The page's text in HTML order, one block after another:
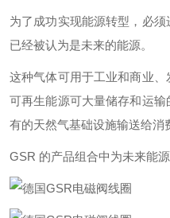
为了成功实现能源转型，必须
已经被认为是未来的能源。
这种气体可用于工业和商业、
可再生能源可大量储存和运
有的天然气基础设施输送给消
GSR 的产品组合中为未来能